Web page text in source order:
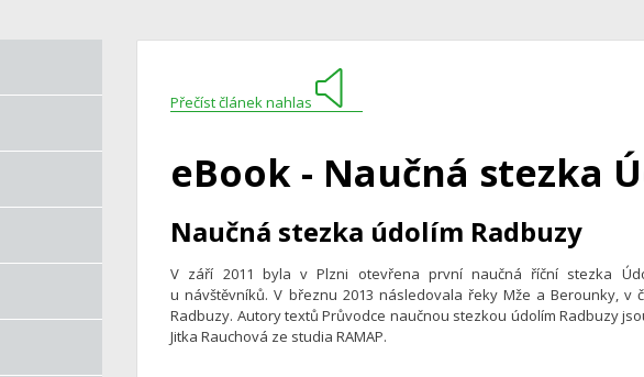
Přečíst článek nahlas
eBook - Naučná stezka
Naučná stezka údolím Radbuzy
V září 2011 byla v Plzni otevřena první naučná říční stezka
u návštěvníků. V březnu 2013 následovala řeky Mže a Berounky, v
Radbuzy. Autory textů Průvodce naučnou stezkou údolím Radbuzy
Jitka Rauchová ze studia RAMAP.